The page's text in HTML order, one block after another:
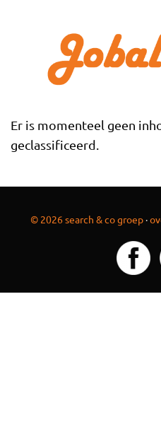
Er is momenteel geen
geclassificeerd.
© 2026 search & co groep ·